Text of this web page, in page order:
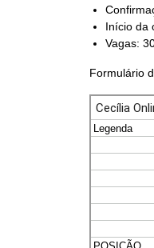
Início da
Vagas:
Formulário